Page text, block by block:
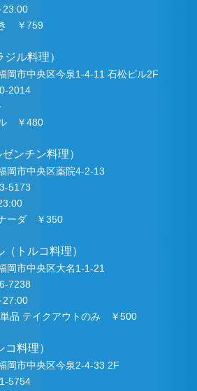
23:00
￥759
ル料理）
岡市中央区今泉1-4-11 石松ビル2F
2014
￥480
ンチン料理）
岡市中央区薬院4-2-13
5173
ーダ ￥350
トルコ料理）
岡市中央区大名1-1-21
7238
27:00
品 テイクアウトのみ ￥500
料理）
岡市中央区今泉2-4-33 2F
5754